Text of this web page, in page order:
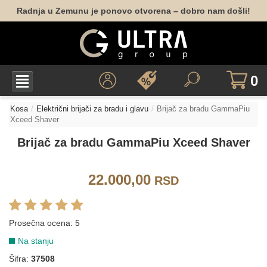
Radnja u Zemunu je ponovo otvorena – dobro nam došli!
0
Kosa Električni brijači za bradu i glavu
Brijač za bradu GammaPiu
Xceed Shaver
Brijač za bradu GammaPiu Xceed Shaver
22.000,00 RSD
Prosečna ocena: 5
Na stanju
Šifra: 37508